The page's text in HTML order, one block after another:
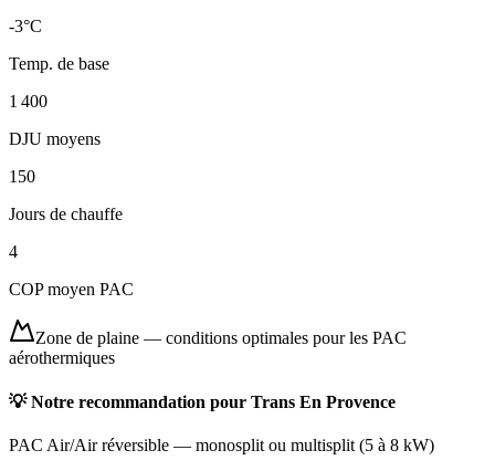
-3°C
Temp. de base
1 400
DJU moyens
150
Jours de chauffe
4
COP moyen PAC
Zone de plaine — conditions optimales pour les PAC
aérothermiques
💡 Notre recommandation pour Trans En Provence
PAC Air/Air réversible — monosplit ou multisplit (5 à 8 kW)